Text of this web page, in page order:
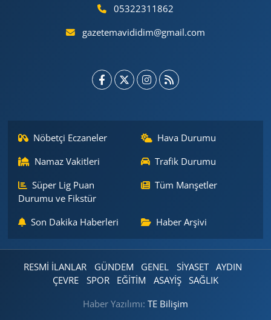
05322311862
gazetemavididim@gmail.com
Nöbetçi Eczaneler
Hava Durumu
Namaz Vakitleri
Trafik Durumu
Süper Lig Puan
Durumu ve Fikstür
Tüm Manşetler
Son Dakika Haberleri Haber Arşivi
RESMİ İLANLAR GÜNDEM GENEL SİYASET
AYDIN
ÇEVRE
SPOR EĞİTİM ASAYİŞ
SAĞLIK
Haber Yazılımı: TE Bilişim